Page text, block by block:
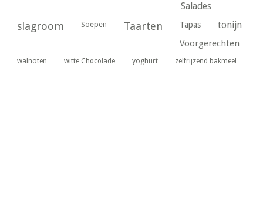
Salades
slagroom Soepen Taarten Tapas tonijn
Voorgerechten
walnoten witte Chocolade yoghurt zelfrijzend bakmeel